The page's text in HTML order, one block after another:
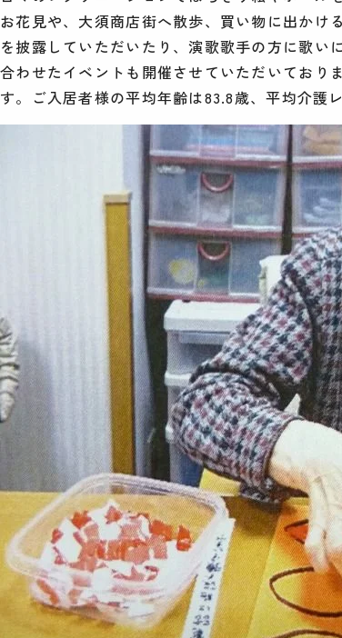
お花見や、大須商店街へ散歩、買い物に出か
を披露していただいたり、演歌歌手の方に歌
合わせたイベントも開催させていただいており
す。ご入居者様の平均年齢は83.8歳、平均介護